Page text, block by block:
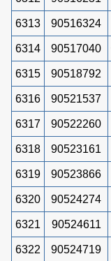
6313 90516324
6314 90517040
6315 90518792
6316 90521537
6317 90522260
6318 90523161
6319 90523866
6320 90524274
6321 90524611
6322 90524719